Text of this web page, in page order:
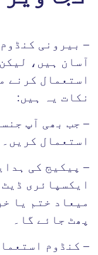
– بیرونی
آسان ہیں،
استعمال کرنے
نکات یہ ہیں:
– جب بھی آپ
استعمال کریں۔
– پیکیج کی
ایکسپائری
میعاد ختم یا
پھٹ جائے گا۔
– کنڈوم